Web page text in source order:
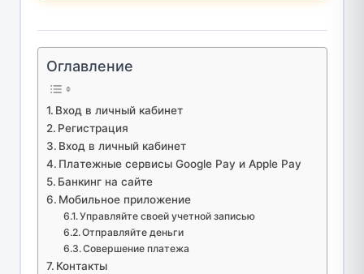
Оглавление
Вход в личный кабинет
Регистрация
Вход в личный кабинет
Платежные сервисы Google Pay и Apple Pay
Банкинг на сайте
Мобильное приложение
Управляйте своей учетной записью
Отправляйте деньги
Совершение платежа
Контакты